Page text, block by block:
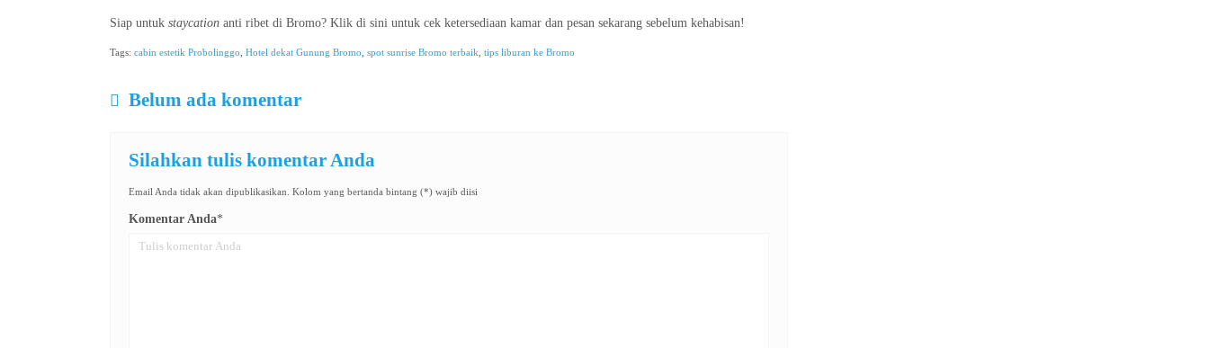
Siap untuk staycation anti ribet di Bromo? Klik di sini untuk cek ketersediaan kamar dan pesan sekarang sebelum kehabisan!
Tags: cabin estetik Probolinggo Hotel dekat Gunung Bromo spot sunrise Bromo terbaik tips liburan ke Bromo
Belum ada komentar
Silahkan tulis komentar Anda
Email Anda tidak akan dipublikasikan. Kolom yang bertanda bintang (*) wajib diisi
Komentar Anda*